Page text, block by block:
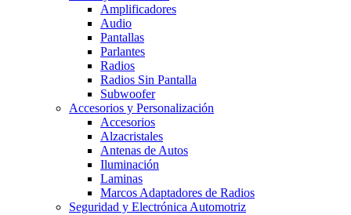
Amplificadores
Audio
Pantallas
Parlantes
Radios
Radios Sin Pantalla
Subwoofer
Accesorios y Personalización
Accesorios
Alzacristales
Antenas de Autos
Iluminación
Laminas
Marcos Adaptadores de Radios
Seguridad y Electrónica Automotriz